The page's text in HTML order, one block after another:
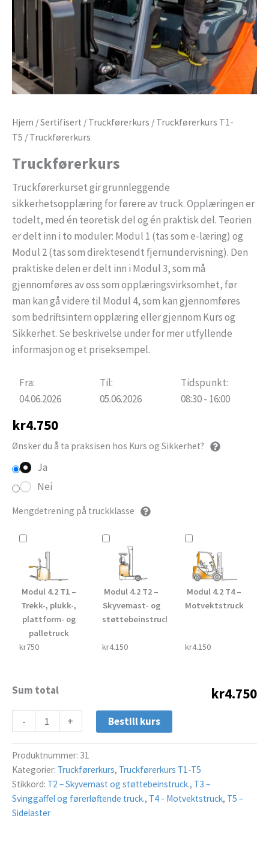
Hjem /Sertifisert / Truckførerkurs / Truckførerkurs T1-
T5 / Truckførerkurs
Truckførerkurs
Truckførerkurset gir grunnleggende
sikkerhetsopplæring for førere av truck. Opplæringen er
todelt, med én teoretisk del og én praktisk del. Teorien
er delt inn i to moduler: Modul 1 (tas som e-læring) og
Modul 2 (tas som direktesendt fjernundervisning). Den
praktiske delen er delt inn i Modul 3, som må
gjennomføres av oss som opplæringsvirksomhet, før
man kan gå videre til Modul 4, som kan gjennomføres
som bedriftsintern opplæring eller gjennom Kurs og
Sikkerhet. Se beskrivelse under for mer utfyllende
informasjon og et priseksempel.
Fra:
04.06.2026
Til:
05.06.2026
Tidspunkt:
08:30 - 16:00
kr4.750
Ønsker du å ta praksisen hos Kurs og Sikkerhet?
Ja
Nei
Mengdetrening på truckklasse
Modul 4.2 T1 –
Trekk-, plukk-,
plattform- og
palletruck
kr750
Modul 4.2 T2 –
Skyvemast- og
støttebeinstruck
kr4.150
Modul 4.2 T4 –
Motvektstruck
kr4.150
Sum total kr4.750
- + Bestill kurs
Produktnummer: 31
Kategorier: Truckførerkurs, Truckførerkurs T1-T5
Stikkord: T2 – Skyvemast og støttebeinstruck., T3 –
Svinggaffel og førerløftende truck., T4 - Motvektstruck, T5 –
Sidelaster